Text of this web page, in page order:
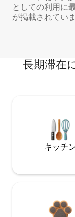
としての利用に
が掲載されていま
長期滞在
キッチ